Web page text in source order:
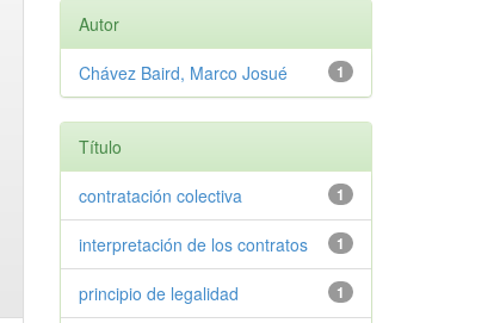
Autor
1
Chávez Baird, Marco Josué
Título
1
contratación colectiva
1
interpretación de los contratos
1
principio de legalidad